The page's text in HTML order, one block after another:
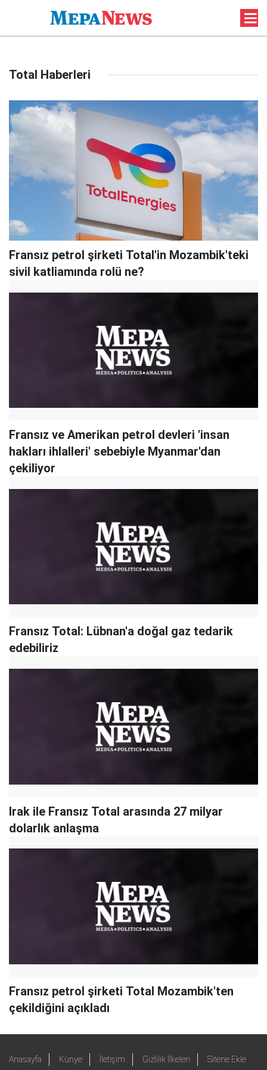
Total Haberleri
Fransız petrol şirketi Total'in Mozambik'teki
sivil katliamında rolü ne?
Fransız ve Amerikan petrol devleri 'insan
hakları ihlalleri' sebebiyle Myanmar'dan
çekiliyor
Fransız Total: Lübnan'a doğal gaz tedarik
edebiliriz
Irak ile Fransız Total arasında 27 milyar
dolarlık anlaşma
Fransız petrol şirketi Total Mozambik'ten
çekildiğini açıkladı
Anasayfa Künye İletişim Gizlilik İlkeleri Sitene Ekle